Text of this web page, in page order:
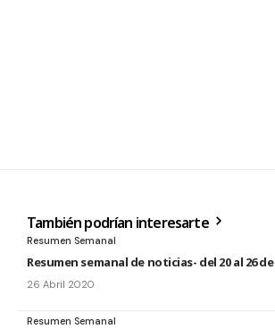
También podrían interesarte
Resumen Semanal
Resumen semanal de noticias- del 20 al 26
26 Abril 2020
Resumen Semanal